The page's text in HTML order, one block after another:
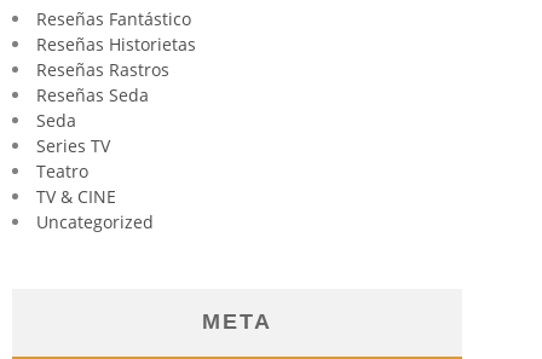
Reseñas Fantástico
Reseñas Historietas
Reseñas Rastros
Reseñas Seda
Seda
Series TV
Teatro
TV & CINE
Uncategorized
META